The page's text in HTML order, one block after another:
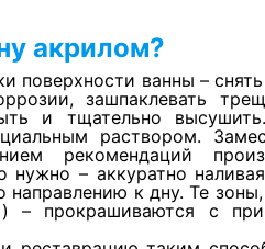
акрилом?
поверхности ванны –
зашпаклевать
и тщательно
раствором.
рекомендаций
нужно – аккуратно
к дну. Те
прокрашиваются с